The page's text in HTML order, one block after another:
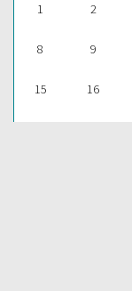
1
2
8 9
15 16